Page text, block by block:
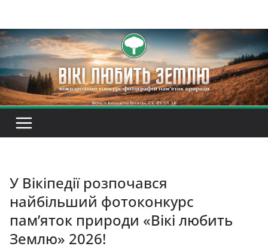
вмісту
У Вікіпедії розпочався
найбільший фотоконкурс
пам’яток природи «Вікі любить
Землю» 2026!